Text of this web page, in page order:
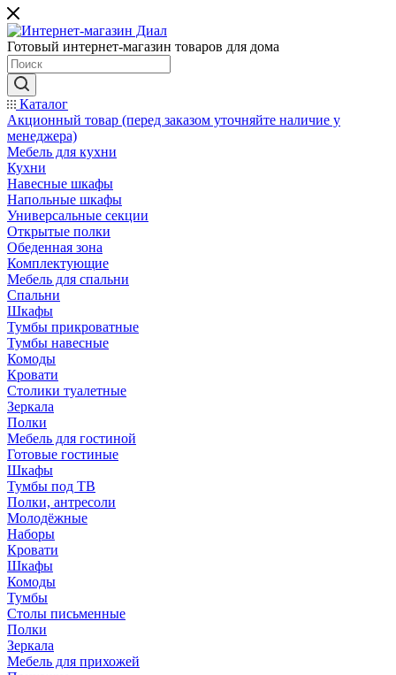
Готовый интернет-магазин товаров для дома
Каталог
Акционный товар (перед заказом уточняйте наличие у
менеджера)
Мебель для кухни
Кухни
Навесные шкафы
Напольные шкафы
Универсальные секции
Открытые полки
Обеденная зона
Комплектующие
Мебель для спальни
Спальни
Шкафы
Тумбы прикроватные
Тумбы навесные
Комоды
Кровати
Столики туалетные
Зеркала
Полки
Мебель для гостиной
Готовые гостиные
Шкафы
Тумбы под ТВ
Полки, антресоли
Молодёжные
Наборы
Кровати
Шкафы
Комоды
Тумбы
Столы письменные
Полки
Зеркала
Мебель для прихожей